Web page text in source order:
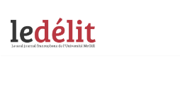
Aller